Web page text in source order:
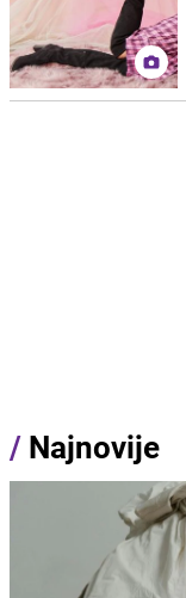
/ Najnovije